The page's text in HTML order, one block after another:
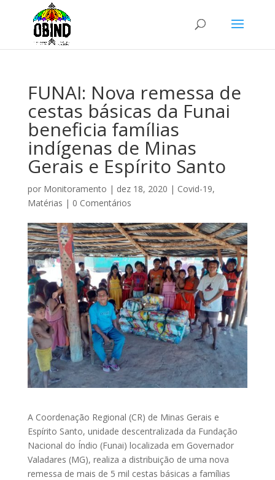
FUNAI: Nova remessa de
cestas básicas da Funai
beneficia famílias
indígenas de Minas
Gerais e Espírito Santo
por Monitoramento | dez 18, 2020 | Covid-19,
Matérias | 0 Comentários
A Coordenação Regional (CR) de Minas Gerais e
Espírito Santo, unidade descentralizada da Fundação
Nacional do Índio (Funai) localizada em Governador
Valadares (MG), realiza a distribuição de uma nova
remessa de mais de 5 mil cestas básicas a famílias